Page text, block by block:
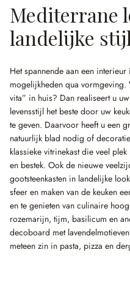
Mediterrane
landelijke stijl
Het spannende aan een
mogelijkheden qua
vita” in huis? Dan realiseert u
levensstijl het beste door uw
te geven. Daarvoor heeft u een
natuurlijk blad nodig of
klassieke vitrinekast die veel
en bestek. Ook de nieuwe
gootsteenkasten in landelijke
sfeer en maken van de keuken
en te genieten van culinaire
rozemarijn, tijm, basilicum en
decoboard met
meteen zin in pasta, pizza en